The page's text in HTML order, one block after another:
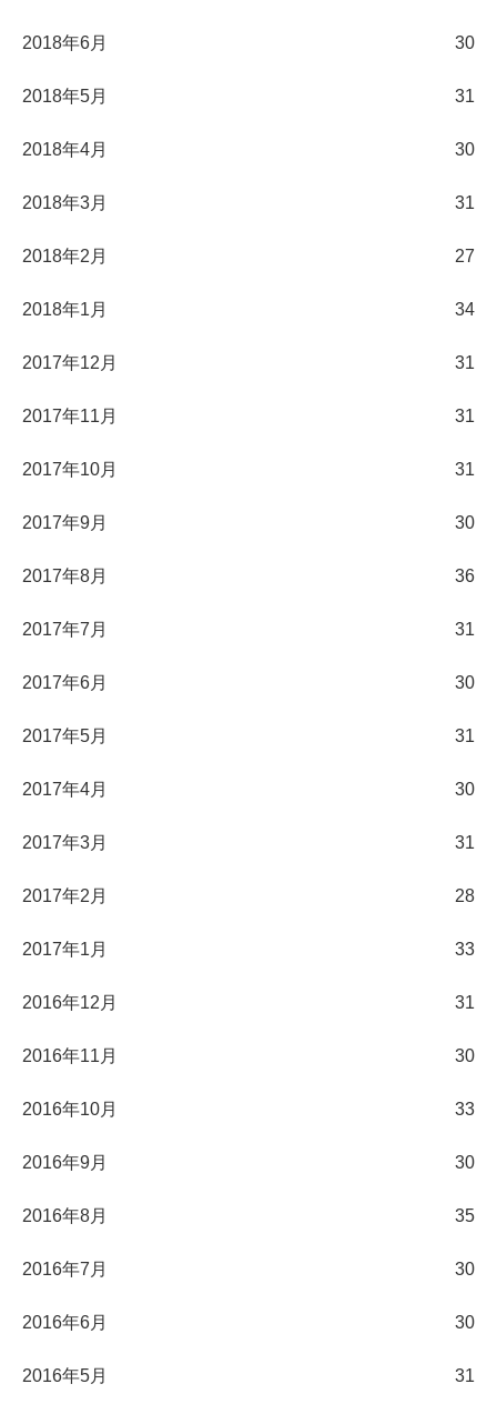
2018年6月 30
2018年5月 31
2018年4月 30
2018年3月 31
2018年2月 27
2018年1月 34
2017年12月 31
2017年11月 31
2017年10月 31
2017年9月 30
2017年8月 36
2017年7月 31
2017年6月 30
2017年5月 31
2017年4月 30
2017年3月 31
2017年2月 28
2017年1月 33
2016年12月 31
2016年11月 30
2016年10月 33
2016年9月 30
2016年8月 35
2016年7月 30
2016年6月 30
2016年5月 31